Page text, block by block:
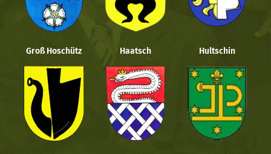
Groß Hoschütz Haatsch Hultschin